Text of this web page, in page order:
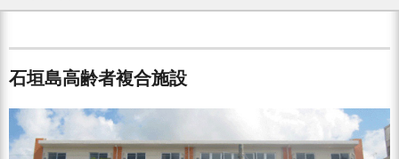
石垣島高齢者複合施設